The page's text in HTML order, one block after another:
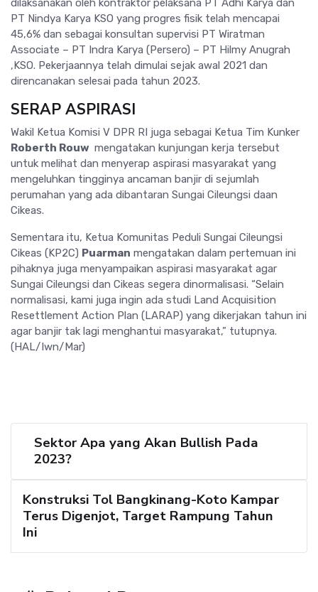
dilaksanakan oleh kontraktor pelaksana PT Adhi Karya dan
PT Nindya Karya KSO yang progres fisik telah mencapai
45,6% dan sebagai konsultan supervisi PT Wiratman
Associate – PT Indra Karya (Persero) – PT Hilmy Anugrah
,KSO. Pekerjaannya telah dimulai sejak awal 2021 dan
direncanakan selesai pada tahun 2023.
SERAP ASPIRASI
Wakil Ketua Komisi V DPR RI juga sebagai Ketua Tim Kunker
Roberth Rouw mengatakan kunjungan kerja tersebut
untuk melihat dan menyerap aspirasi masyarakat yang
mengeluhkan tingginya ancaman banjir di sejumlah
perumahan yang ada dibantaran Sungai Cileungsi daan
Cikeas.
Sementara itu, Ketua Komunitas Peduli Sungai Cileungsi
Cikeas (KP2C) Puarman mengatakan dalam pertemuan ini
pihaknya juga menyampaikan aspirasi masyarakat agar
Sungai Cileungsi dan Cikeas segera dinormalisasi. “Selain
normalisasi, kami juga ingin ada studi Land Acquisition
Resettlement Action Plan (LARAP) yang dikerjakan tahun ini
agar banjir tak lagi menghantui masyarakat,” tutupnya.
(HAL/Iwn/Mar)
Sektor Apa yang Akan Bullish Pada
2023?
Konstruksi Tol Bangkinang-Koto Kampar
Terus Digenjot, Target Rampung Tahun
Ini